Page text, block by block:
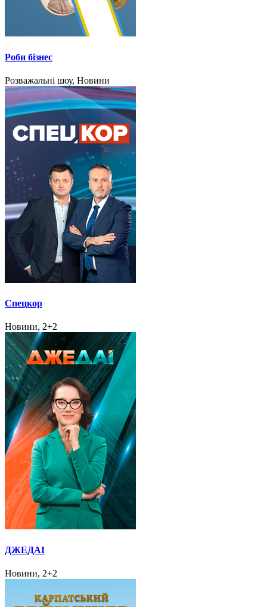
Роби бізнес
Розважальні шоу, Новини
Спецкор
Новини, 2+2
ДЖЕДАІ
Новини, 2+2